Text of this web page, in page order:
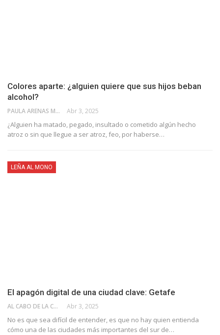
Colores aparte: ¿alguien quiere que sus hijos beban
alcohol?
PAULA ARENAS MARTÍN ABRIL Abr 3, 2025
¿Alguien ha matado, pegado, insultado o cometido algún hecho
atroz o sin que llegue a ser atroz, feo, por haberse…
LEÑA AL MONO
El apagón digital de una ciudad clave: Getafe
AL CABO DE LA CALLE Abr 3, 2025
No es que sea difícil de entender, es que no hay quien entienda
cómo una de las ciudades más importantes del sur de…